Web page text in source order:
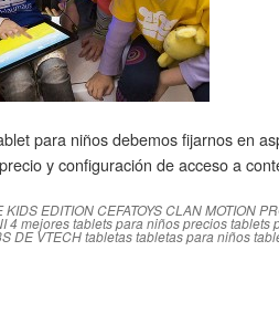
para niños debemos fijarnos en
y configuración de acceso a
KIDS EDITIONCEFATOYS CLAN MOTION
4 mejores tablets para niñosprecios tablets
DE VTECHtabletastabletas para niños